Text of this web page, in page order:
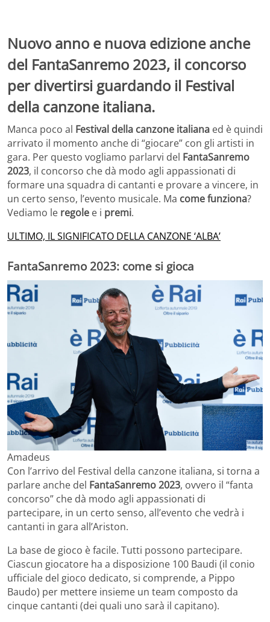
Nuovo anno e nuova edizione anche
del FantaSanremo 2023, il concorso
per divertirsi guardando il Festival
della canzone italiana.
Manca poco al Festival della canzone italiana ed è quindi
arrivato il momento anche di “giocare” con gli artisti in
gara. Per questo vogliamo parlarvi del FantaSanremo
2023, il concorso che dà modo agli appassionati di
formare una squadra di cantanti e provare a vincere, in
un certo senso, l’evento musicale. Ma come funziona?
Vediamo le regole e i premi.
ULTIMO, IL SIGNIFICATO DELLA CANZONE ‘ALBA’
FantaSanremo 2023: come si gioca
Amadeus
Con l’arrivo del Festival della canzone italiana, si torna a
parlare anche del FantaSanremo 2023, ovvero il “fanta
concorso” che dà modo agli appassionati di
partecipare, in un certo senso, all’evento che vedrà i
cantanti in gara all’Ariston.
La base de gioco è facile. Tutti possono partecipare.
Ciascun giocatore ha a disposizione 100 Baudi (il conio
ufficiale del gioco dedicato, si comprende, a Pippo
Baudo) per mettere insieme un team composto da
cinque cantanti (dei quali uno sarà il capitano).